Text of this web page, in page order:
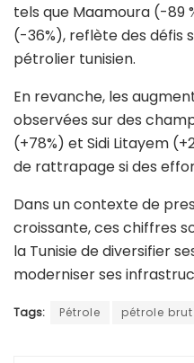
tels que Maamoura (-89
(-36%), reflète des défis
pétrolier tunisien.
En revanche, les
observées sur des
(+78%) et Sidi Litayem
de rattrapage si des
Dans un contexte de
croissante, ces chiffres
la Tunisie de diversifier
moderniser ses
Tags: Pétrole pétrole brut